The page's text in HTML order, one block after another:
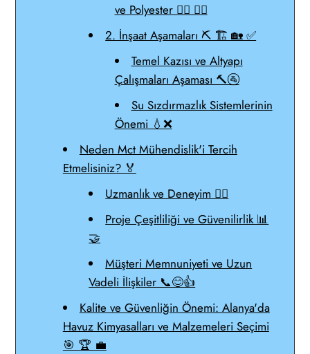
ve Polyester 🏠‍🛁 🏊‍♀️
2. İnşaat Aşamaları ⛏️ 🏗️ 🏡 ✅
Temel Kazısı ve Altyapı
Çalışmaları Aşaması 🔨🚰
Su Sızdırmazlık Sistemlerinin
Önemi 💧❌
Neden Mct Mühendislik'i Tercih
Etmelisiniz? 🏅
Uzmanlık ve Deneyim 👷‍♂️
Proje Çeşitliliği ve Güvenilirlik 📊
🤝
Müşteri Memnuniyeti ve Uzun
Vadeli İlişkiler 📞😊👍
Kalite ve Güvenliğin Önemi: Alanya'da
Havuz Kimyasalları ve Malzemeleri Seçimi
🎯 🏆 💼